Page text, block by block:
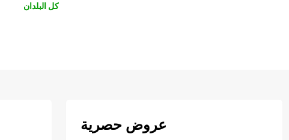
كل البلدان
عروض حصرية